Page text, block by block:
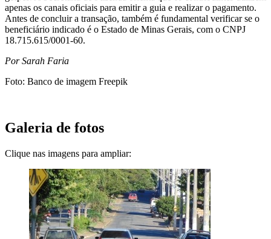
apenas os canais oficiais para emitir a guia e realizar o pagamento.
Antes de concluir a transação, também é fundamental verificar se o
beneficiário indicado é o Estado de Minas Gerais, com o CNPJ
18.715.615/0001-60.
Por Sarah Faria
Foto: Banco de imagem Freepik
Galeria de fotos
Clique nas imagens para ampliar: